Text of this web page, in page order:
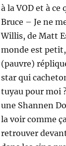
à la VOD et à
Bruce – Je ne
Willis, de Matt
monde est
(pauvre)
star qui
tuyau pour moi
une Shannen
la voir comme
retrouver